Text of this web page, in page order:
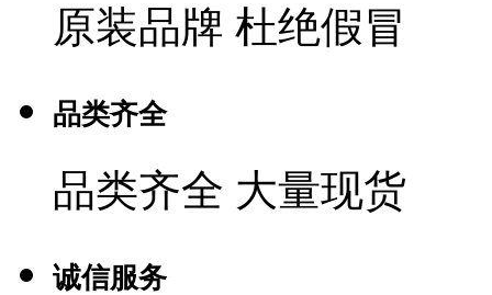
原装品牌 杜绝假冒
品类齐全
品类齐全 大量现货
诚信服务